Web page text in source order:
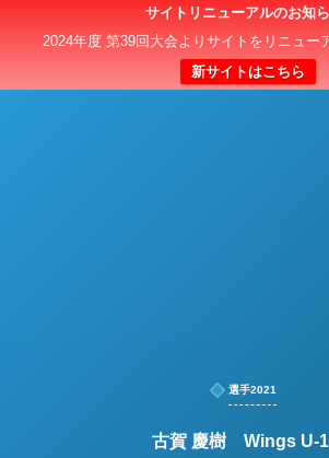
サイトリニューアルのお知
2024年度 第39回大会よりサイトをリニュー
新サイトはこちら
日本クラブユースサッカー選手
選手2021
古賀 慶樹 Wings U-